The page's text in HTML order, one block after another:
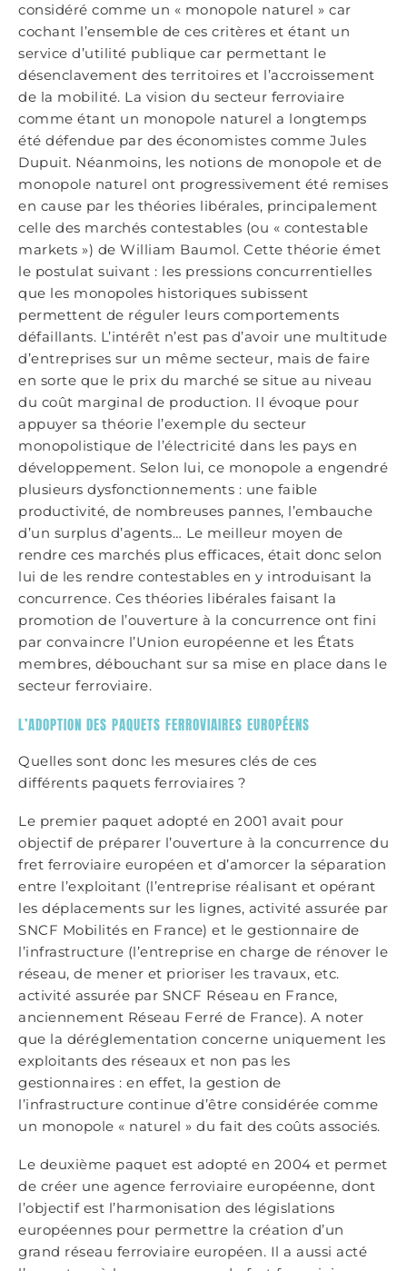
considéré comme un « monopole naturel » car
cochant l’ensemble de ces critères et étant un
service d’utilité publique car permettant le
désenclavement des territoires et l’accroissement
de la mobilité. La vision du secteur ferroviaire
comme étant un monopole naturel a longtemps
été défendue par des économistes comme Jules
Dupuit. Néanmoins, les notions de monopole et de
monopole naturel ont progressivement été remises
en cause par les théories libérales, principalement
celle des marchés contestables (ou « contestable
markets ») de William Baumol. Cette théorie émet
le postulat suivant : les pressions concurrentielles
que les monopoles historiques subissent
permettent de réguler leurs comportements
défaillants. L’intérêt n’est pas d’avoir une multitude
d’entreprises sur un même secteur, mais de faire
en sorte que le prix du marché se situe au niveau
du coût marginal de production. Il évoque pour
appuyer sa théorie l’exemple du secteur
monopolistique de l’électricité dans les pays en
développement. Selon lui, ce monopole a engendré
plusieurs dysfonctionnements : une faible
productivité, de nombreuses pannes, l’embauche
d’un surplus d’agents… Le meilleur moyen de
rendre ces marchés plus efficaces, était donc selon
lui de les rendre contestables en y introduisant la
concurrence. Ces théories libérales faisant la
promotion de l’ouverture à la concurrence ont fini
par convaincre l’Union européenne et les États
membres, débouchant sur sa mise en place dans le
secteur ferroviaire.
L’ADOPTION DES PAQUETS FERROVIAIRES EUROPÉENS
Quelles sont donc les mesures clés de ces
différents paquets ferroviaires ?
Le premier paquet adopté en 2001 avait pour
objectif de préparer l’ouverture à la concurrence du
fret ferroviaire européen et d’amorcer la séparation
entre l’exploitant (l’entreprise réalisant et opérant
les déplacements sur les lignes, activité assurée par
SNCF Mobilités en France) et le gestionnaire de
l’infrastructure (l’entreprise en charge de rénover le
réseau, de mener et prioriser les travaux, etc.
activité assurée par SNCF Réseau en France,
anciennement Réseau Ferré de France). A noter
que la déréglementation concerne uniquement les
exploitants des réseaux et non pas les
gestionnaires : en effet, la gestion de
l’infrastructure continue d’être considérée comme
un monopole « naturel » du fait des coûts associés.
Le deuxième paquet est adopté en 2004 et permet
de créer une agence ferroviaire européenne, dont
l’objectif est l’harmonisation des législations
européennes pour permettre la création d’un
grand réseau ferroviaire européen. Il a aussi acté